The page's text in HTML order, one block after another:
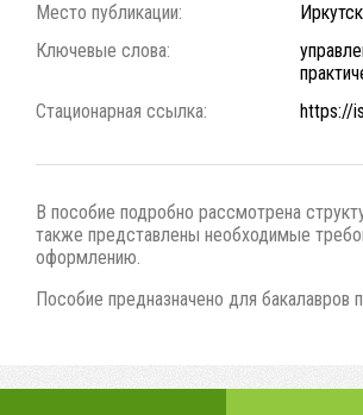
Место публикации:
Иркутск
Ключевые слова:
Стационарная ссылка:
https://
В пособие подробно рассмотрена
также представлены необходимые
оформлению.
Пособие предназначено для бакалавров